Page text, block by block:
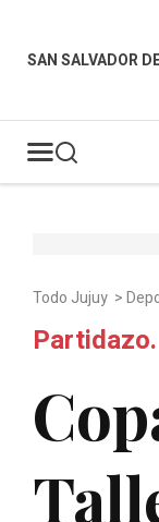
SAN SALVADOR
Todo Jujuy >
Partidazo.